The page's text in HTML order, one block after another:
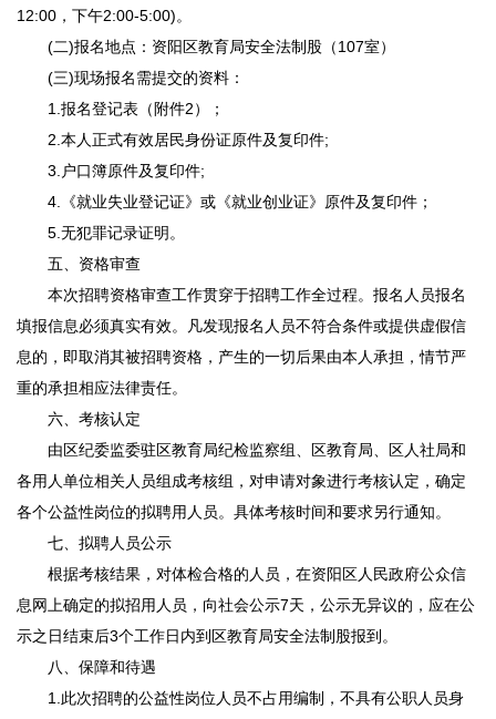
12:00，下午2:00-5:00)。
(二)报名地点：资阳区教育局安全法制股（107室）
(三)现场报名需提交的资料：
1.报名登记表（附件2）；
2.本人正式有效居民身份证原件及复印件;
3.户口簿原件及复印件;
4.《就业失业登记证》或《就业创业证》原件及复印件；
5.无犯罪记录证明。
五、资格审查
本次招聘资格审查工作贯穿于招聘工作全过程。报名人员报名
填报信息必须真实有效。凡发现报名人员不符合条件或提供虚假信
息的，即取消其被招聘资格，产生的一切后果由本人承担，情节严
重的承担相应法律责任。
六、考核认定
由区纪委监委驻区教育局纪检监察组、区教育局、区人社局和
各用人单位相关人员组成考核组，对申请对象进行考核认定，确定
各个公益性岗位的拟聘用人员。具体考核时间和要求另行通知。
七、拟聘人员公示
根据考核结果，对体检合格的人员，在资阳区人民政府公众信
息网上确定的拟招用人员，向社会公示7天，公示无异议的，应在公
示之日结束后3个工作日内到区教育局安全法制股报到。
八、保障和待遇
1.此次招聘的公益性岗位人员不占用编制，不具有公职人员身